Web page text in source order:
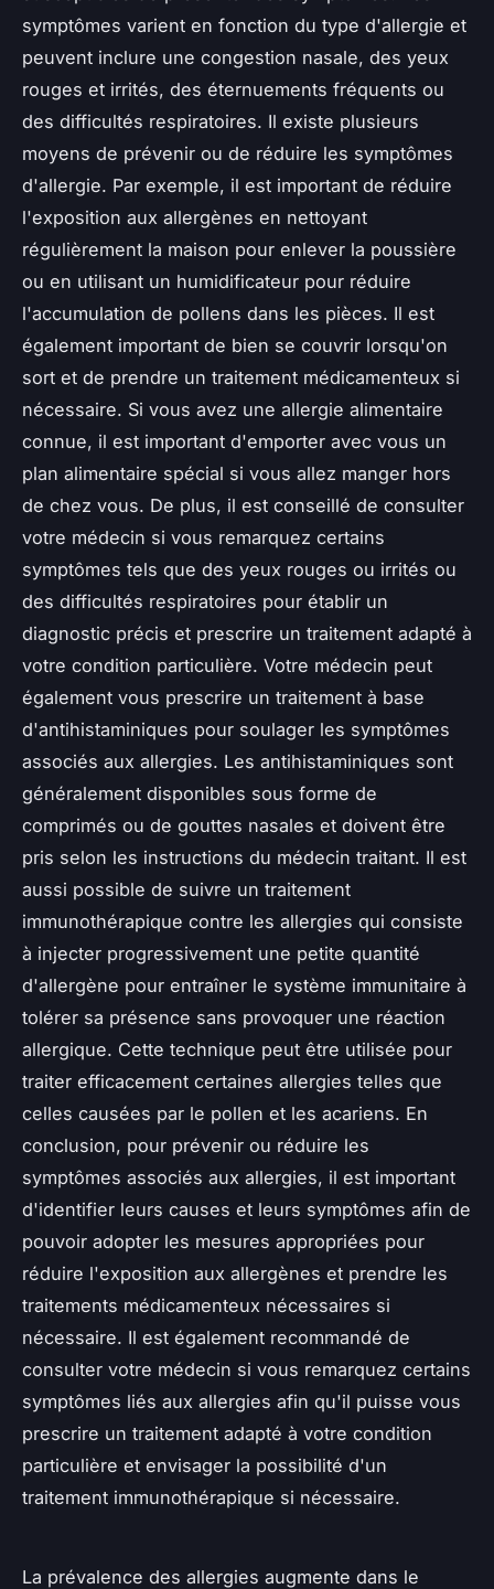
symptômes varient en fonction du type d'allergie et
peuvent inclure une congestion nasale, des yeux
rouges et irrités, des éternuements fréquents ou
des difficultés respiratoires. Il existe plusieurs
moyens de prévenir ou de réduire les symptômes
d'allergie. Par exemple, il est important de réduire
l'exposition aux allergènes en nettoyant
régulièrement la maison pour enlever la poussière
ou en utilisant un humidificateur pour réduire
l'accumulation de pollens dans les pièces. Il est
également important de bien se couvrir lorsqu'on
sort et de prendre un traitement médicamenteux si
nécessaire. Si vous avez une allergie alimentaire
connue, il est important d'emporter avec vous un
plan alimentaire spécial si vous allez manger hors
de chez vous. De plus, il est conseillé de consulter
votre médecin si vous remarquez certains
symptômes tels que des yeux rouges ou irrités ou
des difficultés respiratoires pour établir un
diagnostic précis et prescrire un traitement adapté à
votre condition particulière. Votre médecin peut
également vous prescrire un traitement à base
d'antihistaminiques pour soulager les symptômes
associés aux allergies. Les antihistaminiques sont
généralement disponibles sous forme de
comprimés ou de gouttes nasales et doivent être
pris selon les instructions du médecin traitant. Il est
aussi possible de suivre un traitement
immunothérapique contre les allergies qui consiste
à injecter progressivement une petite quantité
d'allergène pour entraîner le système immunitaire à
tolérer sa présence sans provoquer une réaction
allergique. Cette technique peut être utilisée pour
traiter efficacement certaines allergies telles que
celles causées par le pollen et les acariens. En
conclusion, pour prévenir ou réduire les
symptômes associés aux allergies, il est important
d'identifier leurs causes et leurs symptômes afin de
pouvoir adopter les mesures appropriées pour
réduire l'exposition aux allergènes et prendre les
traitements médicamenteux nécessaires si
nécessaire. Il est également recommandé de
consulter votre médecin si vous remarquez certains
symptômes liés aux allergies afin qu'il puisse vous
prescrire un traitement adapté à votre condition
particulière et envisager la possibilité d'un
traitement immunothérapique si nécessaire.
La prévalence des allergies augmente dans le